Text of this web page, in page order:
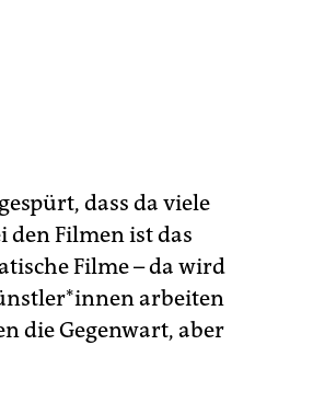
dass da viele
den Filmen ist das
Filme – da wird
arbeiten
die Gegenwart, aber